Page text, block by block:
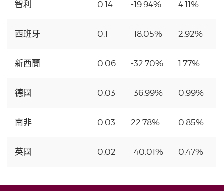
智利 0.14 -19.94% 4.11%
西班牙 0.1 -18.05% 2.92%
新西蘭 0.06 -32.70% 1.77%
德國 0.03 -36.99% 0.99%
南非 0.03 22.78% 0.85%
英國 0.02 -40.01% 0.47%